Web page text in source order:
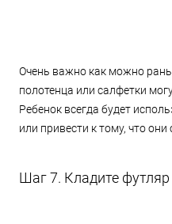
Очень важно как можно
полотенца или салфетки
Ребенок всегда будет
или привести к тому, что они
Шаг 7. Кладите